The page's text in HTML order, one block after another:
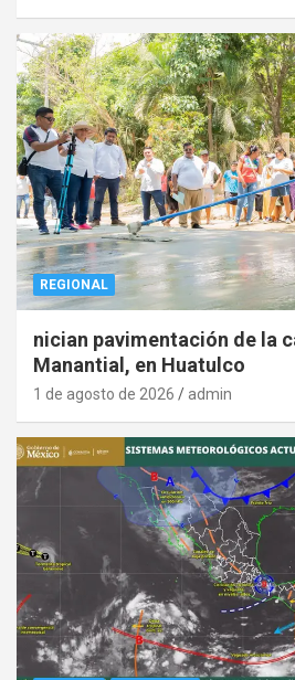
REGIONAL
nician pavimentación de la
Manantial, en Huatulco
1 de agosto de 2026 admin